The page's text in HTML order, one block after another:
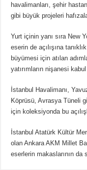
havalimanları, şehir
gibi büyük projeleri
Yurt içinin yanı sıra New
eserin de açılışına
büyümesi için atılan
yatırımların nişanesi
İstanbul Havalimanı,
Köprüsü, Avrasya Tüneli
için koleksiyonda bu
İstanbul Atatürk Kültür
olan Ankara AKM Millet
eserlerin makaslarının da